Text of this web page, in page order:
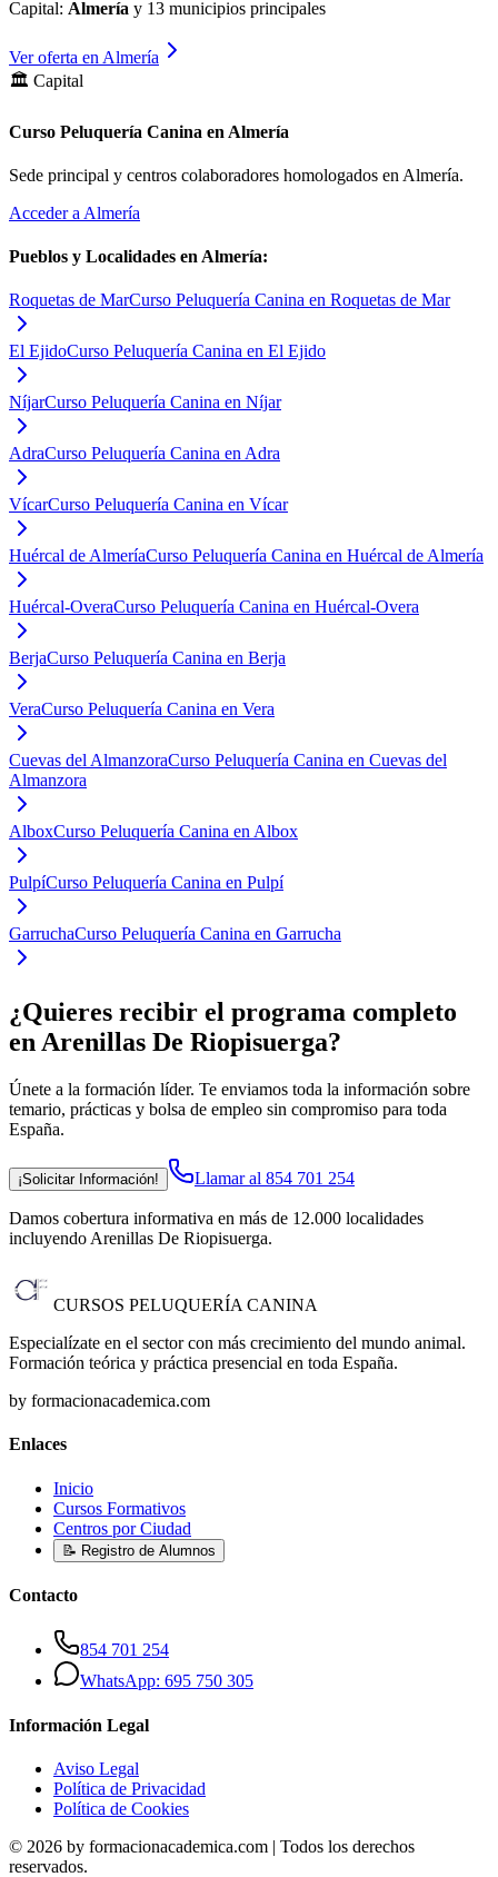
Capital: Almería y 13 municipios principales
Ver oferta en Almería
🏛️ Capital
Curso Peluquería Canina en Almería
Sede principal y centros colaboradores homologados en Almería.
Acceder a Almería
Pueblos y Localidades en Almería:
Roquetas de MarCurso Peluquería Canina en Roquetas de Mar
El EjidoCurso Peluquería Canina en El Ejido
NíjarCurso Peluquería Canina en Níjar
AdraCurso Peluquería Canina en Adra
VícarCurso Peluquería Canina en Vícar
Huércal de AlmeríaCurso Peluquería Canina en Huércal de Almería
Huércal-OveraCurso Peluquería Canina en Huércal-Overa
BerjaCurso Peluquería Canina en Berja
VeraCurso Peluquería Canina en Vera
Cuevas del AlmanzoraCurso Peluquería Canina en Cuevas del
Almanzora
AlboxCurso Peluquería Canina en Albox
PulpíCurso Peluquería Canina en Pulpí
GarruchaCurso Peluquería Canina en Garrucha
¿Quieres recibir el programa completo
en Arenillas De Riopisuerga?
Únete a la formación líder. Te enviamos toda la información sobre
temario, prácticas y bolsa de empleo sin compromiso para toda
España.
¡Solicitar Información! Llamar al 854 701 254
Damos cobertura informativa en más de 12.000 localidades
incluyendo Arenillas De Riopisuerga.
CURSOS PELUQUERÍA CANINA
Especialízate en el sector con más crecimiento del mundo animal.
Formación teórica y práctica presencial en toda España.
by formacionacademica.com
Enlaces
Inicio
Cursos Formativos
Centros por Ciudad
📝 Registro de Alumnos
Contacto
854 701 254
WhatsApp: 695 750 305
Información Legal
Aviso Legal
Política de Privacidad
Política de Cookies
© 2026 by formacionacademica.com | Todos los derechos
reservados.